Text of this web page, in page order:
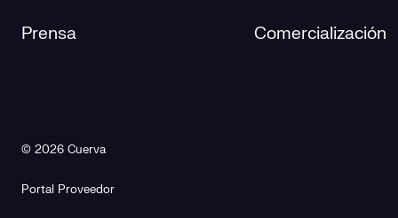
Prensa Comercialización
© 2026 Cuerva
Portal Proveedor